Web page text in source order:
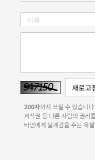
-200자까지 쓰실 수 있습니
- 저작권 등 다른 사람의 권리
- 타인에게 불쾌감을 주는 욕